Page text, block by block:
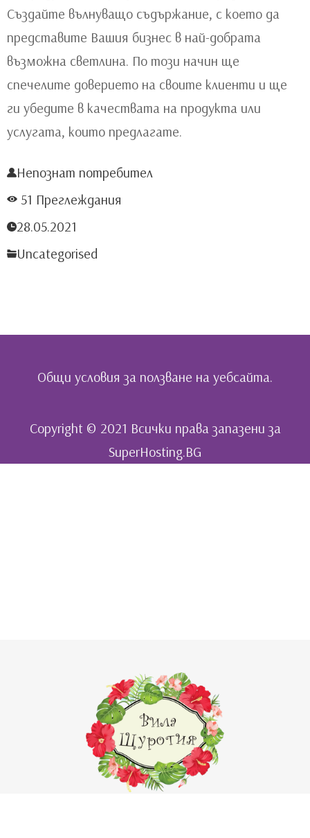
Създайте вълнуващо съдържание, с което да
представите Вашия бизнес в най-добрата
възможна светлина. По този начин ще
спечелите доверието на своите клиенти и ще
ги убедите в качествата на продукта или
услугата, които предлагате.
Непознат потребител
51 Преглеждания
28.05.2021
Uncategorised
Общи условия за ползване на уебсайта.
Copyright © 2021 Всички права запазени за
SuperHosting.BG